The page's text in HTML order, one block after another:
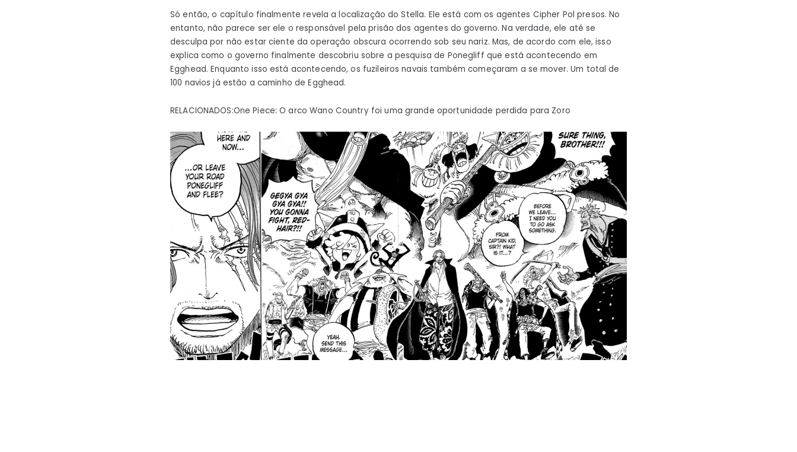
Só então, o capítulo finalmente revela a localização do Stella. Ele está com os agentes Cipher Pol presos. No
entanto, não parece ser ele o responsável pela prisão dos agentes do governo. Na verdade, ele até se
desculpa por não estar ciente da operação obscura ocorrendo sob seu nariz. Mas, de acordo com ele, isso
explica como o governo finalmente descobriu sobre a pesquisa de Ponegliff que está acontecendo em
Egghead. Enquanto isso está acontecendo, os fuzileiros navais também começaram a se mover. Um total de
100 navios já estão a caminho de Egghead.
RELACIONADOS:One Piece: O arco Wano Country foi uma grande oportunidade perdida para Zoro